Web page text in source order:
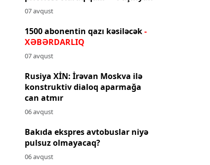
07 avqust
1500 abonentin qazı kəsiləcək-
XƏBƏRDARLIQ
07 avqust
Rusiya XİN: İrəvan Moskva ilə
konstruktiv dialoq aparmağa
can atmır
06 avqust
Bakıda ekspres avtobuslar niyə
pulsuz olmayacaq?
06 avqust